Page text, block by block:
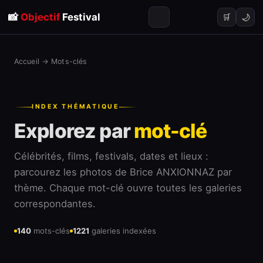
📸 ObjectifFestival 🛒 🌙
Accueil → Mots-clés
INDEX THÉMATIQUE
Explorez parmot-clé
Célébrités, films, festivals, dates et lieux :
parcourez les photos de Brice ANXIONNAZ par
thème. Chaque mot-clé ouvre toutes les galeries
correspondantes.
140 mots-clés 1221 galeries indexées